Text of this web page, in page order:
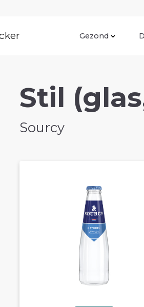
Gezond
Stil
Sourcy